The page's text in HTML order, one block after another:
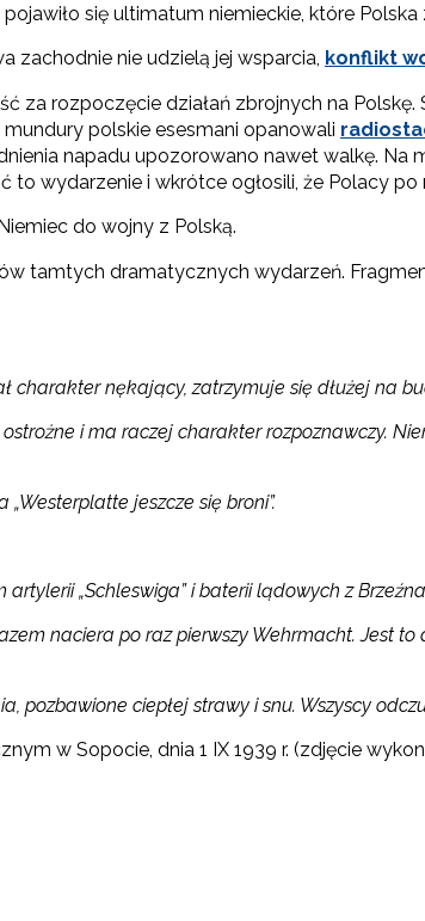
się ultimatum niemieckie, które
zachodnie nie udzielą jej wsparcia, konflikt
rozpoczęcie działań zbrojnych na Polskę.
polskie esesmani opanowali
napadu upozorowano nawet walkę. Na
to wydarzenie i wkrótce ogłosili, że Polacy
do wojny z Polską.
tamtych dramatycznych wydarzeń.
charakter nękający, zatrzymuje się dłużej na
i ma raczej charakter rozpoznawczy.
jeszcze się broni”.
„Schleswiga” i baterii lądowych z
naciera po raz pierwszy Wehrmacht. Jest
ciepłej strawy i snu. Wszyscy
w Sopocie, dnia 1 IX 1939 r. (zdjęcie